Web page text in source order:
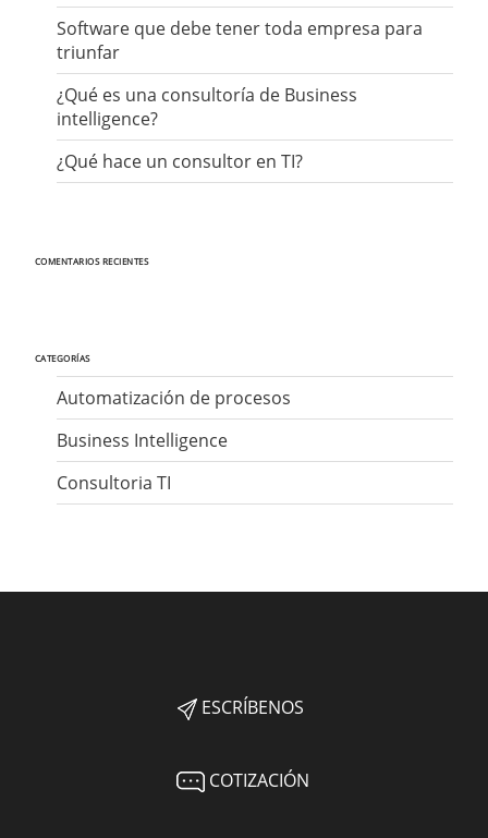
Software que debe tener toda empresa para
triunfar
¿Qué es una consultoría de Business
intelligence?
¿Qué hace un consultor en TI?
COMENTARIOS RECIENTES
CATEGORÍAS
Automatización de procesos
Business Intelligence
Consultoria TI
ESCRÍBENOS
COTIZACIÓN